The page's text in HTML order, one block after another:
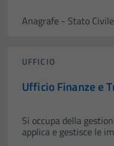
Anagrafe - Stato
UFFICIO
Ufficio Finanze e
Si occupa della
applica e gestisce le